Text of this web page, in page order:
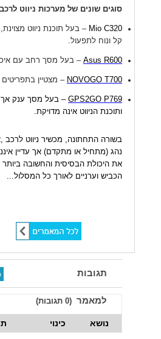
סוגים שונים של מערכות ניווט לרכב
Mio C320 – בעל תוכנת ניווט
קל ונוח לתפעול.
Asus R600 – בעל מסך רחב עם
NOVOGO T700 – מצטיין בתפריטים
GPS2GO P769 – בעל מסך ענק
ותוכנת הניווט אינה מדויקת.
בשורה התחתונה, מכשיר ניווט לרכב
נהג (מתחיל או מתקדם) אך עדיין
את היכולת הבסיסית והחשובה ביותר
הכביש וערניים לאורך כל המסלול...
תגובות
למאמר (
0 תגובות)
נושא כינוי